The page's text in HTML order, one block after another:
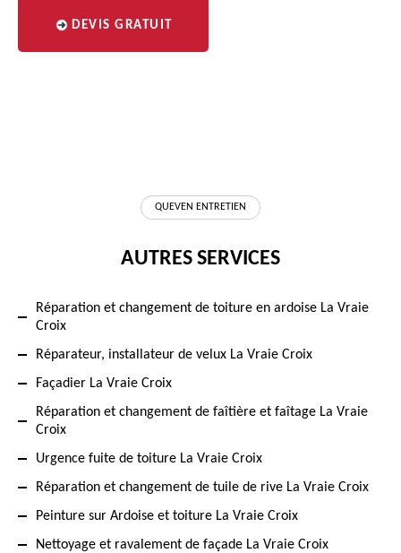
DEVIS GRATUIT
QUEVEN ENTRETIEN
AUTRES SERVICES
Réparation et changement de toiture en ardoise La Vraie
Croix
Réparateur, installateur de velux La Vraie Croix
Façadier La Vraie Croix
Réparation et changement de faîtière et faîtage La Vraie
Croix
Urgence fuite de toiture La Vraie Croix
Réparation et changement de tuile de rive La Vraie Croix
Peinture sur Ardoise et toiture La Vraie Croix
Nettoyage et ravalement de façade La Vraie Croix